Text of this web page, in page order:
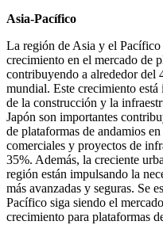
Asia-Pacífico
La región de Asia y el
crecimiento en el mercado de
contribuyendo a alrededor del
mundial. Este crecimiento
de la construcción y la
Japón son importantes
de plataformas de andamios
comerciales y proyectos de
35%. Además, la creciente
región están impulsando la
más avanzadas y seguras. Se
Pacífico siga siendo el
crecimiento para plataformas